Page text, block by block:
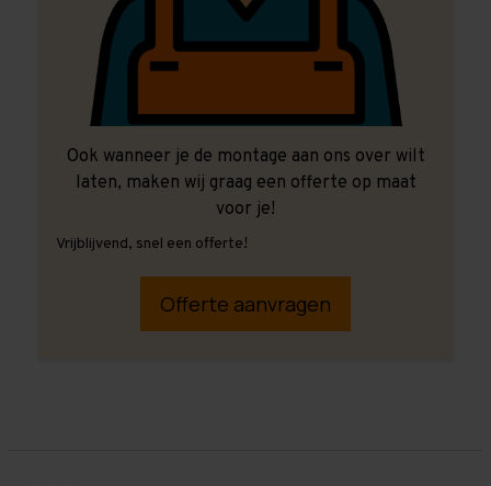
Ook wanneer je de montage aan ons over wilt
laten, maken wij graag een offerte op maat
voor je!
Vrijblijvend, snel een offerte!
Offerte aanvragen